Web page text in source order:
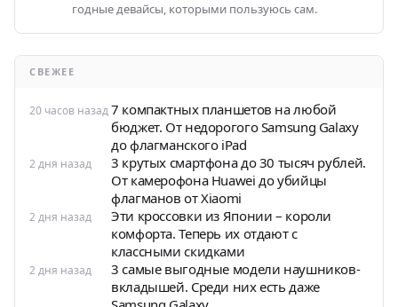
годные девайсы, которыми пользуюсь сам.
СВЕЖЕЕ
20 часов назад7 компактных планшетов на любой
бюджет. От недорогого Samsung Galaxy
до флагманского iPad
2 дня назад
3 крутых смартфона до 30 тысяч рублей.
От камерофона Huawei до убийцы
флагманов от Xiaomi
2 дня назад
Эти кроссовки из Японии – короли
комфорта. Теперь их отдают с
классными скидками
2 дня назад
3 самые выгодные модели наушников-
вкладышей. Среди них есть даже